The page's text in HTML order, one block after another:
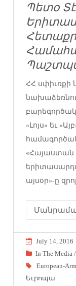
Պետօ
ՀՀ
«Լոյս» եւ
«Հայաստան.
այսօր»-ը
July 14, 2016
In The
European-
Եւրոպա